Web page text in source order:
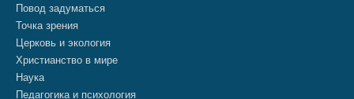
Повод задуматься
Точка зрения
Церковь и экология
Христианство в мире
Наука
Педагогика и психология